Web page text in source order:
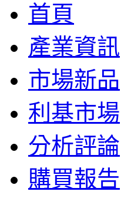
首頁
產業資訊
市場新品
利基市場
分析評論
購買報告